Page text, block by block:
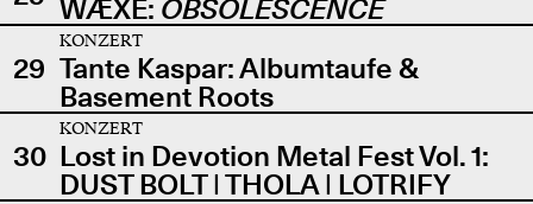
WÆXE: OBSOLESCENCE
29
KONZERT
Tante Kaspar: Albumtaufe &
Basement Roots
30
KONZERT
Lost in Devotion Metal Fest Vol. 1:
DUST BOLT | THOLA | LOTRIFY